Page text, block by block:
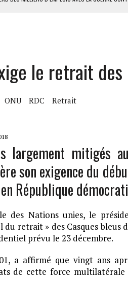
DES VILLAGES S’OUVRE TIMIDEMENT
DE SANCTIONS CONTRE LA RUSSIE
le retrait
ONU RDC Retrait
largement mitigés
son exigence du
République
des Nations unies, le
retrait » des Casques bleus
prévu le 23 décembre.
a affirmé que vingt ans
de cette force